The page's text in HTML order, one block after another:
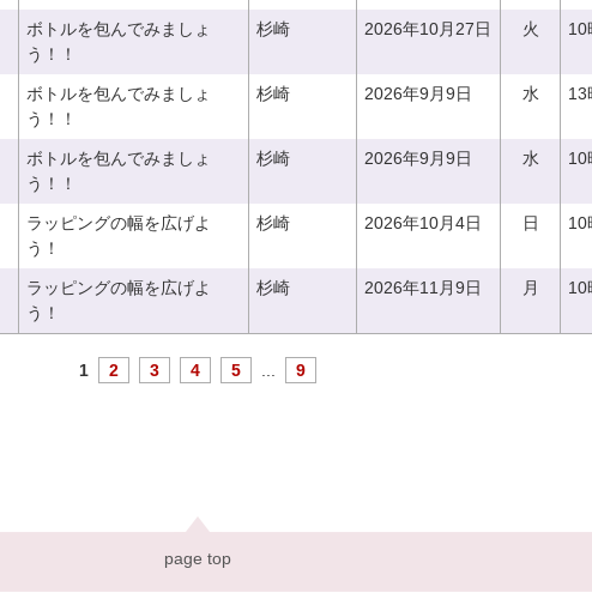
ボトルを包んでみましょ
う！！
杉崎 2026年10月27日 火 10
ボトルを包んでみましょ
う！！
杉崎 2026年9月9日 水 13
ボトルを包んでみましょ
う！！
杉崎 2026年9月9日 水 10
ラッピングの幅を広げよ
う！
杉崎 2026年10月4日 日 10
ラッピングの幅を広げよ
う！
杉崎 2026年11月9日 月 10
1 2 3 4 5 9
page top